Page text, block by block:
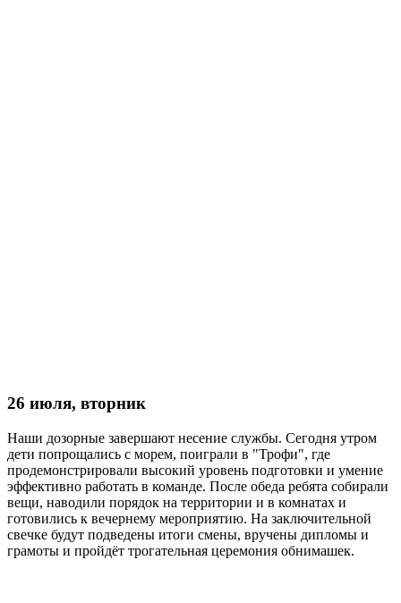
26 июля, вторник
Наши дозорные завершают несение службы. Сегодня утром
дети попрощались с морем, поиграли в "Трофи", где
продемонстрировали высокий уровень подготовки и умение
эффективно работать в команде. После обеда ребята собирали
вещи, наводили порядок на территории и в комнатах и
готовились к вечернему мероприятию. На заключительной
свечке будут подведены итоги смены, вручены дипломы и
грамоты и пройдёт трогательная церемония обнимашек.